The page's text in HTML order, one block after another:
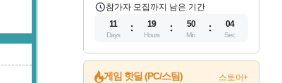
참가자 모집까지 남은 기간
11
Days
19
Hours
50
Min
03
Sec
게임 핫딜 (PC/스팀) 스토어+